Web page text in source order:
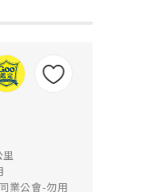
業公會-勿用